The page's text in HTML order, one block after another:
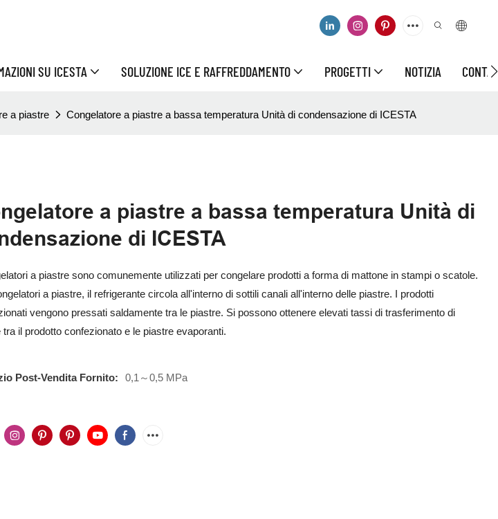
SU ICESTA SOLUZIONE ICE E RAFFREDDAMENTO PROGETTI NOTIZIA
a piastre Congelatore a piastre a bassa temperatura Unità di condensazione di ICESTA
a piastre a bassa temperatura Unità di
di ICESTA
a piastre sono comunemente utilizzati per congelare prodotti a forma di mattone in stampi o scatole.
a piastre, il refrigerante circola all'interno di sottili canali all'interno delle piastre. I prodotti
vengono pressati saldamente tra le piastre. Si possono ottenere elevati tassi di trasferimento di
tra il prodotto confezionato e le piastre evaporanti.
Post-Vendita Fornito: 0,1～0,5 MPa